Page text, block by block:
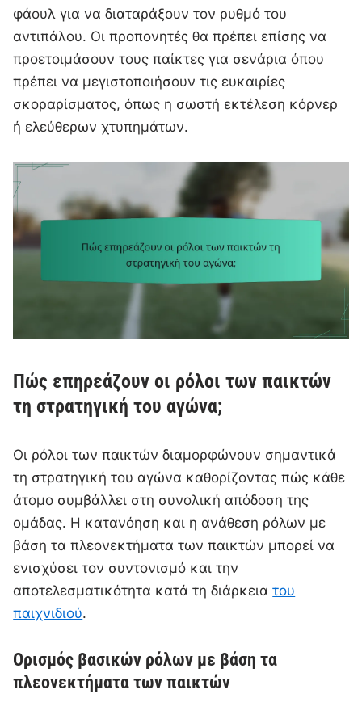
φάουλ για να διαταράξουν τον ρυθμό του
αντιπάλου. Οι προπονητές θα πρέπει επίσης να
προετοιμάσουν τους παίκτες για σενάρια όπου
πρέπει να μεγιστοποιήσουν τις ευκαιρίες
σκοραρίσματος, όπως η σωστή εκτέλεση κόρνερ
ή ελεύθερων χτυπημάτων.
Πώς επηρεάζουν οι ρόλοι των παικτών
τη στρατηγική του αγώνα;
Οι ρόλοι των παικτών διαμορφώνουν σημαντικά
τη στρατηγική του αγώνα καθορίζοντας πώς κάθε
άτομο συμβάλλει στη συνολική απόδοση της
ομάδας. Η κατανόηση και η ανάθεση ρόλων με
βάση τα πλεονεκτήματα των παικτών μπορεί να
ενισχύσει τον συντονισμό και την
αποτελεσματικότητα κατά τη διάρκειατου
παιχνιδιού.
Ορισμός βασικών ρόλων με βάση τα
πλεονεκτήματα των παικτών